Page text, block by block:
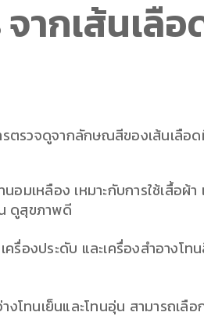
ากเส้นเลือ
ตรวจดูจากลักษณสีของเส้นเลือ
เหลือง เหมาะกับการใช้เสื้อผ้า
ดูสุขภาพดี
รื่องประดับ และเครื่องสำอางโท
ทนเย็นและโทนอุ่น สามารถเลือ